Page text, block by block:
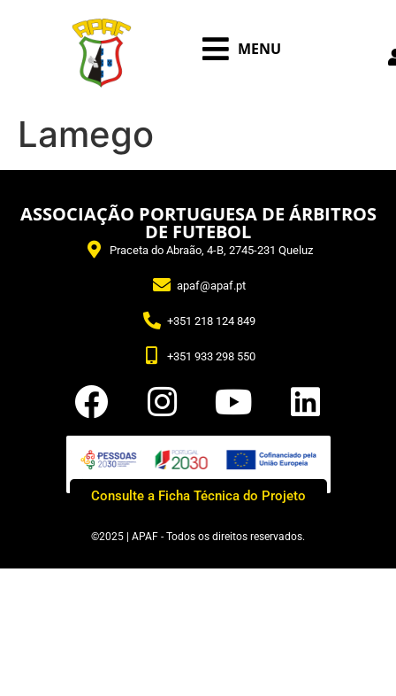
MENU
Lamego
ASSOCIAÇÃO PORTUGUESA DE ÁRBITROS
DE FUTEBOL
Praceta do Abraão, 4-B, 2745-231 Queluz
apaf@apaf.pt
+351 218 124 849
+351 933 298 550
Consulte a Ficha Técnica do Projeto
©2025 | APAF - Todos os direitos reservados.